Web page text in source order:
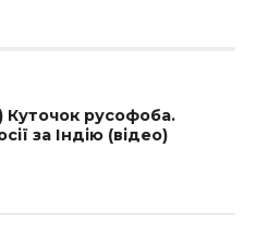
Куточок русофоба.
за Індію (відео)